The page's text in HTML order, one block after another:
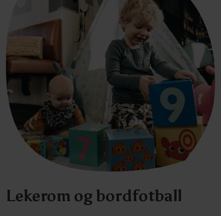
Lekerom og bordfotball